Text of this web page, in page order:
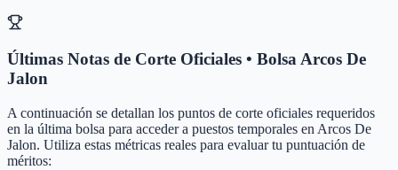
Últimas Notas de Corte Oficiales • BolsaArcos De
Jalon
A continuación se detallan los puntos de corte oficiales requeridos
en la última bolsa para acceder a puestos temporales en Arcos De
Jalon. Utiliza estas métricas reales para evaluar tu puntuación de
méritos: